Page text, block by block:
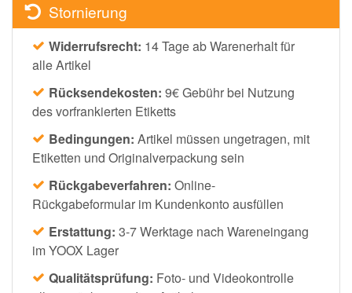
Stornierung
Widerrufsrecht: 14 Tage ab Warenerhalt für
alle Artikel
Rücksendekosten: 9€ Gebühr bei Nutzung
des vorfrankierten Etiketts
Bedingungen: Artikel müssen ungetragen, mit
Etiketten und Originalverpackung sein
Rückgabeverfahren: Online-
Rückgabeformular im Kundenkonto ausfüllen
Erstattung: 3-7 Werktage nach Wareneingang
im YOOX Lager
Qualitätsprüfung: Foto- und Videokontrolle